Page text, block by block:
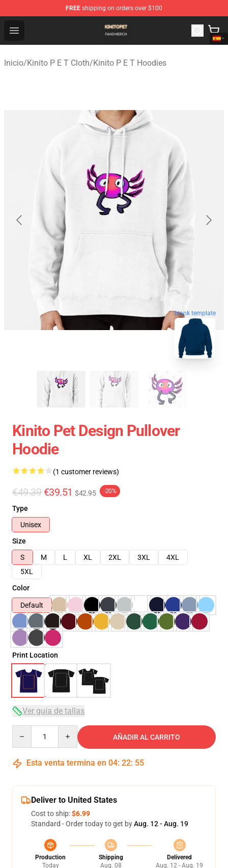
FREE shipping on orders over $100
Open menu
Kinito P E T Shop - Official Kinito P E T Merchandise
Inicio/Kinito P E T Cloth/Kinito P E T Hoodies
blank template
Kinito Pet Design Pullover
Hoodie
(1 customer reviews)
€49.39 €39.51 $42.95 -20%
Type
Unisex
Size
S
M L XL 2XL 3XL
4XL
5XL
Color
Default
Print Location
Ver guía de tallas
AÑADIR AL CARRITO
Esta venta termina en 04: 22: 54
Deliver to United States
Cost to ship:$6.99
Standard - Order today to get byAug. 12 - Aug. 19
Production
Today
Shipping
Aug. 08
Delivered
Aug. 12 - Aug. 19